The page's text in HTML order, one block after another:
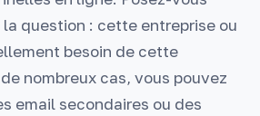
question : cette entreprise ou
besoin de cette
nombreux cas, vous pouvez
email secondaires ou des